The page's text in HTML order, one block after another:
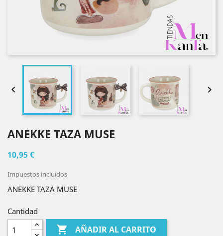
 
ANEKKE TAZA MUSE
10,95 €
Impuestos incluidos
ANEKKE TAZA MUSE
Cantidad
 AÑADIR AL CARRITO